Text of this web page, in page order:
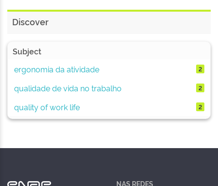
Discover
Subject
ergonomia da atividade
2
qualidade de vida no trabalho 2
quality of work life 2
NAS REDES